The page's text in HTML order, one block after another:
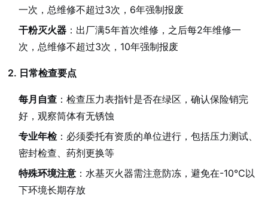
一次，总维修不超过3次，6年强制报废
干粉灭火器 ：出厂满5年首次维修，之后每2年维修一
次，总维修不超过3次，10年强制报废
2. 日常检查要点
每月自查 ：检查压力表指针是否在绿区，确认保险销完
好，观察筒体有无锈蚀
专业年检：必须委托有资质的单位进行，包括压力测试、
密封检查、药剂更换等
特殊环境注意 ：水基灭火器需注意防冻，避免在-10℃以
下环境长期存放